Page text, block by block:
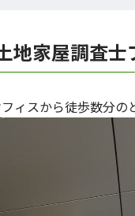
地家屋調査士
ィスから徒歩数分の